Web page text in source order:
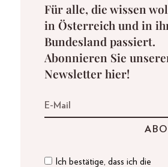
Für alle, die wissen
in Österreich und in
Bundesland passiert.
Abonnieren Sie
Newsletter hier!
Ich bestätige, dass ich die